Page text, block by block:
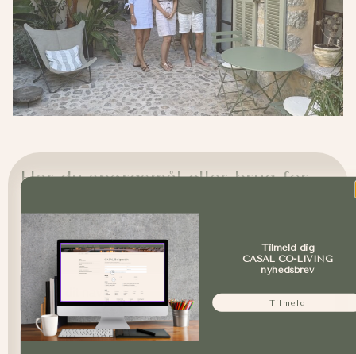
Har du spørgsmål eller brug for
Vi vil altid gerne svare på spørgsmål eller på anden vis
tilbyde vores hjælp. Udfyld formularen herunder, så
kontakter vi dig hurtigst muligt!
Navn
Email
Tilmeld dig
CASAL CO-LIVING
nyhedsbrev
Tilmeld